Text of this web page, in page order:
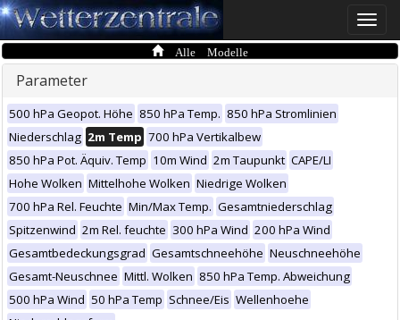
Toggle
Alle Modelle
Parameter
500 hPa Geopot. Höhe 850 hPa Temp. 850 hPa Stromlinien
Niederschlag 2m Temp 700 hPa Vertikalbew
850 hPa Pot. Äquiv. Temp 10m Wind 2m Taupunkt CAPE/LI
Hohe Wolken Mittelhohe Wolken Niedrige Wolken
700 hPa Rel. Feuchte Min/Max Temp. Gesamtniederschlag
Spitzenwind 2m Rel. feuchte 300 hPa Wind 200 hPa Wind
Gesamtbedeckungsgrad Gesamtschneehöhe Neuschneehöhe
Gesamt-Neuschnee Mittl. Wolken 850 hPa Temp. Abweichung
500 hPa Wind 50 hPa Temp Schnee/Eis Wellenhoehe